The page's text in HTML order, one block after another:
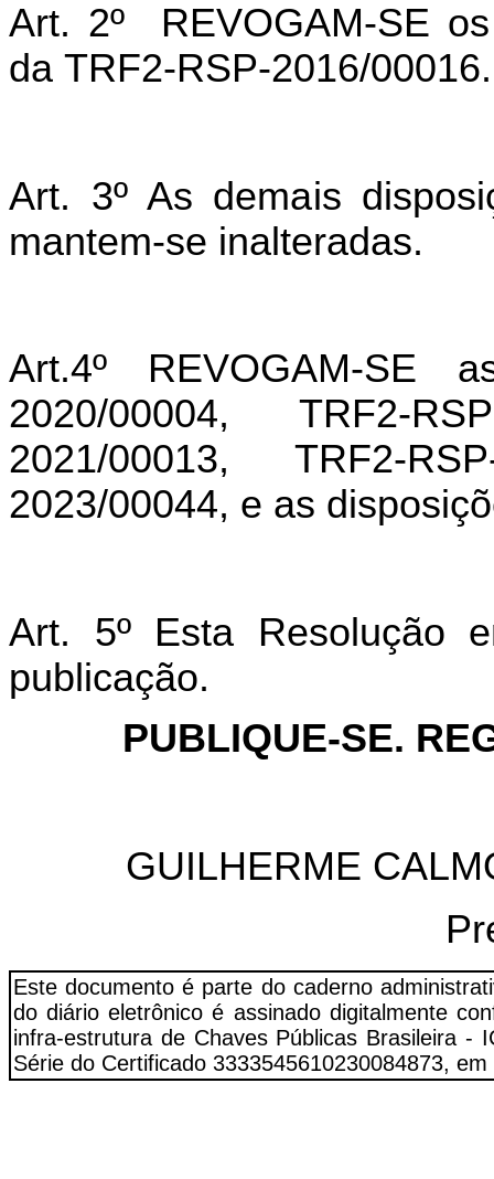
Art. 2º REVOGAM-SE
da TRF2-RSP-2016/00016.
Art. 3º As demais
mantem-se inalteradas.
Art.4º REVOGAM-SE
2020/00004, TRF2-
2021/00013, TRF2-
2023/00044, e as
Art. 5º Esta Resolução
publicação.
PUBLIQUE-SE.
GUILHERME
Este documento é parte do caderno
do diário eletrônico é assinado digitalmente
infra-estrutura de Chaves Públicas Brasileira -
Série do Certificado 3333545610230084873,